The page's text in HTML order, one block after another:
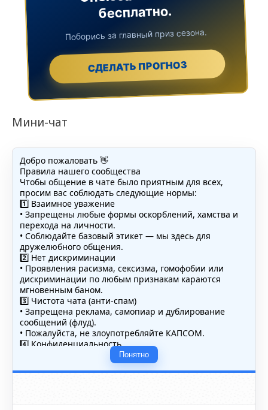
бесплатно.
Поборись за главный приз сезона.
СДЕЛАТЬ ПРОГНОЗ
Мини-чат
Добро пожаловать 👋
Правила нашего сообщества
Чтобы общение в чате было приятным для всех,
просим вас соблюдать следующие нормы:
1️⃣ Взаимное уважение
• Запрещены любые формы оскорблений, хамства и
перехода на личности.
• Соблюдайте базовый этикет — мы здесь для
дружелюбного общения.
2️⃣ Нет дискриминации
• Проявления расизма, сексизма, гомофобии или
дискриминации по любым признакам караются
мгновенным баном.
3️⃣ Чистота чата (анти-спам)
• Запрещена реклама, самопиар и дублирование
сообщений (флуд).
• Пожалуйста, не злоупотребляйте КАПСОМ.
4️⃣ Конфиденциальность
• Не публикуйте личные данные — свои или чужие
(телефоны, адреса, документы).
5️⃣ Уместность контента
Понятно